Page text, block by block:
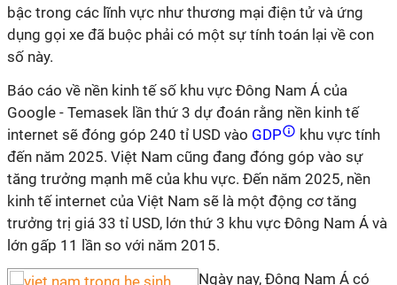
bậc trong các lĩnh vực như thương mại điện tử và ứng
dụng gọi xe đã buộc phải có một sự tính toán lại về con
số này.
Báo cáo về nền kinh tế số khu vực Đông Nam Á của
Google - Temasek lần thứ 3 dự đoán rằng nền kinh tế
internet sẽ đóng góp 240 tỉ USD vào GDP
khu vực tính
đến năm 2025. Việt Nam cũng đang đóng góp vào sự
tăng trưởng mạnh mẽ của khu vực. Đến năm 2025, nền
kinh tế internet của Việt Nam sẽ là một động cơ tăng
trưởng trị giá 33 tỉ USD, lớn thứ 3 khu vực Đông Nam Á và
lớn gấp 11 lần so với năm 2015.
Ngày nay, Đông Nam Á có